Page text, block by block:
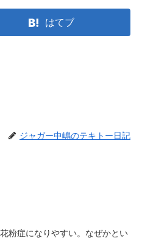
はてブ
ジャガー中嶋のテキトー日記
粉症になりやすい。なぜかとい